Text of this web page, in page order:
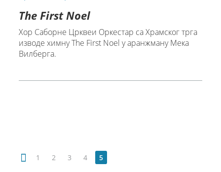
The First Noel
Хор Саборне Црквеи Оркестар са Храмског трга
изводе химну The First Noel у аранжману Мека
Вилберга.
1 2 3 4 5